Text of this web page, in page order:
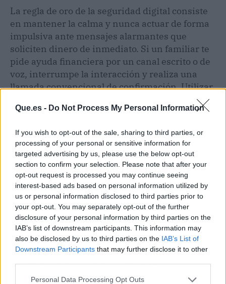
Que.es - Do Not Process My Personal Information
If you wish to opt-out of the sale, sharing to third parties, or
processing of your personal or sensitive information for
targeted advertising by us, please use the below opt-out
section to confirm your selection. Please note that after your
opt-out request is processed you may continue seeing
interest-based ads based on personal information utilized by
us or personal information disclosed to third parties prior to
your opt-out. You may separately opt-out of the further
disclosure of your personal information by third parties on the
IAB’s list of downstream participants. This information may
also be disclosed by us to third parties on the IAB’s List of
Downstream Participants that may further disclose it to other
Personal Data Processing Opt Outs
La regla de oro de la seguridad digital consiste
en mantener la calma y nunca actuar de forma
impulsiva ante mensajes alarmantes que
soliciten dinero de inmediato. Si un familiar te
pide ayuda financiera por un canal escrito o de
voz, interrumpe la interacción y realiza una
llamada convencional de confirmación. Utilizar
permitirá comprobar en pocos segundos si la
inventada.
Los ciberdelincuentes juegan constantemente
con el factor de la urgencia temporal para evitar
que las víctimas piensen con claridad antes de
transferir fondos monetarios. Reportar los
números desconocidos que intenten entablar
diálogos extraños ayuda a que los sistemas de
moderación bloqueen de forma masiva estas
conductas delictivas. Compartir estos consejos
de prevención con adultos mayores y
adolescentes de tu entorno reduce